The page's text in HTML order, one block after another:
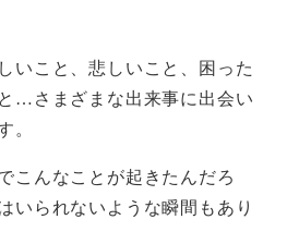
いこと、悲しいこと、困った
…さまざまな出来事に出会い
。
こんなことが起きたんだろ
いられないような瞬間もあり